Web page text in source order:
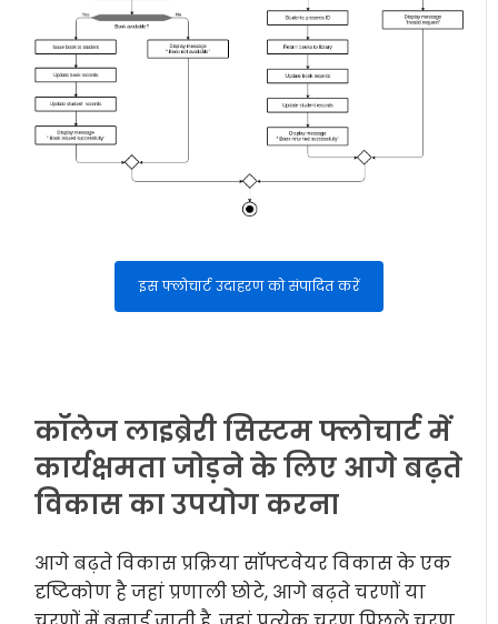
इस फ्लोचार्ट उदाहरण को संपादित करें
कॉलेज लाइब्रेरी सिस्टम फ्लोचार्ट में
कार्यक्षमता जोड़ने के लिए आगे बढ़ते
विकास का उपयोग करना
आगे बढ़ते विकास प्रक्रिया सॉफ्टवेयर विकास के एक
दृष्टिकोण है जहां प्रणाली छोटे, आगे बढ़ते चरणों या